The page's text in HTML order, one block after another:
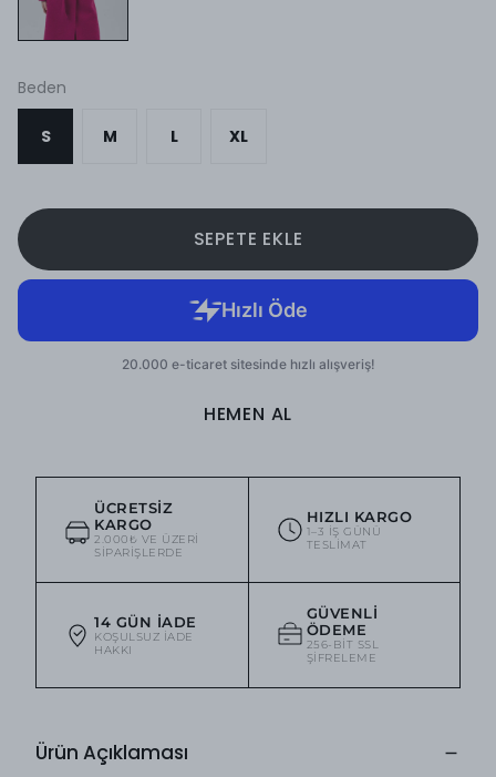
Beden
S M L XL
SEPETE EKLE
HEMEN AL
ÜCRETSIZ
KARGO
2.000₺ VE ÜZERI
SIPARIŞLERDE
HIZLI KARGO
1–3 IŞ GÜNÜ
TESLIMAT
14 GÜN İADE
KOŞULSUZ IADE
HAKKI
GÜVENLI
ÖDEME
256-BIT SSL
ŞIFRELEME
Ürün Açıklaması